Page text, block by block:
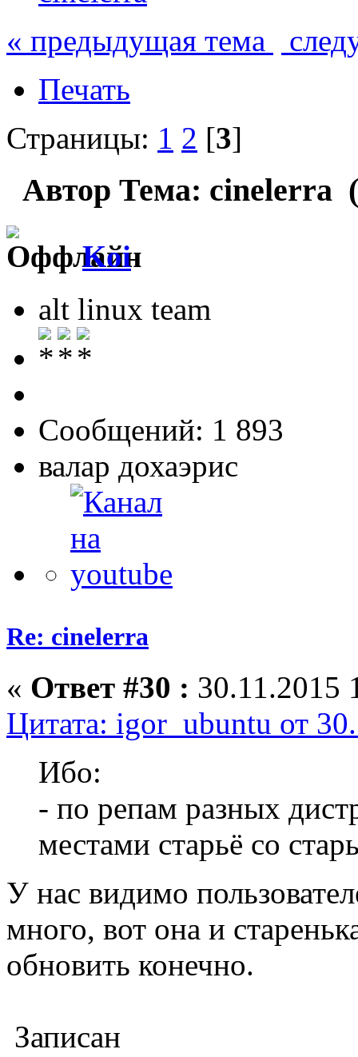
« предыдущая тема
Печать
Страницы: 1 2 [3]
Автор Тема: cinelerra
Koi
alt linux team
Сообщений: 1 893
валар дохаэрис
Re: cinelerra
« Ответ #30 : 30.11.2015
Цитата: igor_ubuntu от
Ибо:
- по репам разных
местами старьё со
У нас видимо
много, вот она и
обновить конечно.
Записан